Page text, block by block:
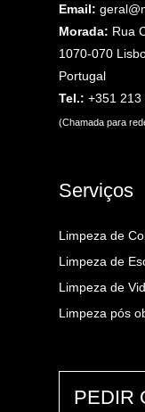
Email:
Morada: Rua
1070-070
Portugal
Tel.: +351 213
(Chamada para
Serviços
Limpeza de
Limpeza de
Limpeza de
Limpeza pós
PEDIR